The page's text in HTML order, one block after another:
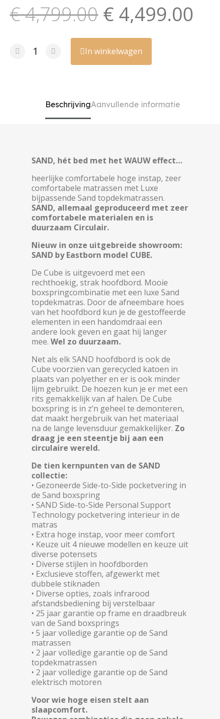
€ 4,799.00 € 4,499.00
In winkelwagen
BeschrijvingAanvullende informatie
SAND, hét bed met het WAUW effect…
heerlijke comfortabele hoge instap, zeer
comfortabele matrassen met Luxe
bijpassende Sand topdekmatrassen.
SAND, allemaal geproduceerd met zeer
comfortabele materialen en is
duurzaam Circulair.
Nieuw in onze uitgebreide showroom:
SAND by Eastborn model CUBE.
De Cube is uitgevoerd met een
rechthoekig, strak hoofdbord. Mooie
boxspringcombinatie met een luxe Sand
topdekmatras. Door de afneembare hoes
van het hoofdbord kun je de gestoffeerde
elementen in een handomdraai een
andere look geven en gaat hij langer
mee. Wel zo duurzaam.
Net als elk SAND hoofdbord is ook de
Cube voorzien van gerecycled katoen in
plaats van polyether en er is ook minder
lijm gebruikt. De hoezen kun je er met een
rits gemakkelijk van af halen. De Cube
boxspring is in z’n geheel te demonteren,
dat maakt hergebruik van het materiaal
na de lange levensduur gemakkelijker. Zo
draag je een steentje bij aan een
circulaire wereld.
De tien kernpunten van de SAND
collectie:
• Gezoneerde Side-to-Side pocketvering in
de Sand boxspring
• SAND Side-to-Side Personal Support
Technology pocketvering interieur in de
matras
• Extra hoge instap, voor meer comfort
• Keuze uit 4 nieuwe modellen en keuze uit
diverse potensets
• Diverse stijlen in hoofdborden
• Exclusieve stoffen, afgewerkt met
dubbele stiknaden
• Diverse opties, zoals infrarood
afstandsbediening bij verstelbaar
• 25 jaar garantie op frame en draadbreuk
van de Sand boxsprings
• 5 jaar volledige garantie op de Sand
matrassen
• 2 jaar volledige garantie op de Sand
topdekmatrassen
• 2 jaar volledige garantie op de Sand
elektrisch motoren
Voor wie hoge eisen stelt aan
slaapcomfort.